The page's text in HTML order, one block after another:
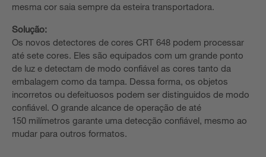
mesma cor saia sempre da esteira transportadora.
Solução:
Os novos detectores de cores CRT 648 podem processar
até sete cores. Eles são equipados com um grande ponto
de luz e detectam de modo confiável as cores tanto da
embalagem como da tampa. Dessa forma, os objetos
incorretos ou defeituosos podem ser distinguidos de modo
confiável. O grande alcance de operação de até
150 milímetros garante uma detecção confiável, mesmo ao
mudar para outros formatos.